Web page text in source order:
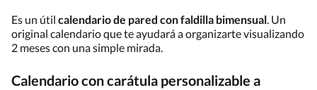
Es un útil calendario de pared con faldilla bimensual. Un
original calendario que te ayudará a organizarte visualizando
2 meses con una simple mirada.
Calendario con carátula personalizable a